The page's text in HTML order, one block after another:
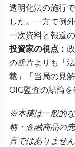
透明化法の施行
した。一方で例
一次資料と報道
投資家の視点：
の断片よりも「
載」「当局の見
OIG監査の結論を
※本稿は一般的
柄・金融商品の
言ではありませ